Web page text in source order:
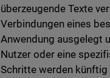
überzeugende Texte
Verbindungen eines
Anwendung ausgelegt
Nutzer oder eine
Schritte werden